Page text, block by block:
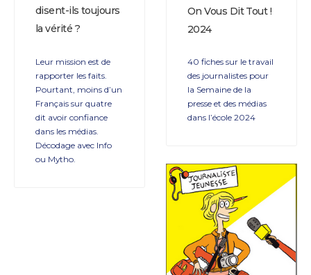
On Vous Dit Tout !
2024
40 fiches sur le travail
des journalistes pour
la Semaine de la
presse et des médias
dans l’école 2024
disent-ils toujours
la vérité ?
Leur mission est de
rapporter les faits.
Pourtant, moins d’un
Français sur quatre
dit avoir confiance
dans les médias.
Décodage avec Info
ou Mytho.